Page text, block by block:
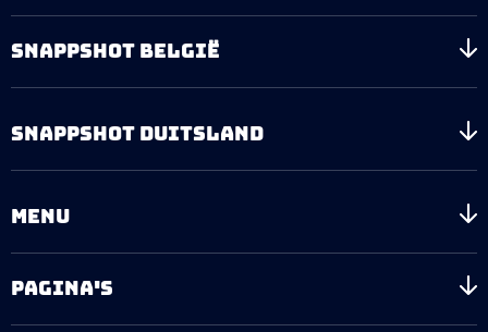
SNAPPSHOT BELGIË
SNAPPSHOT DUITSLAND
MENU
PAGINA'S